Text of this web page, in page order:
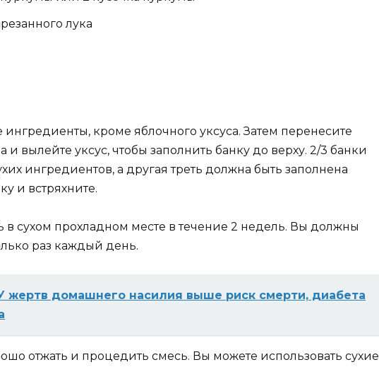
лука
кроме яблочного уксуса. Затем перенесите
и вылейте уксус, чтобы заполнить банку до верху. 2/3 банки
ингредиентов, а другая треть должна быть заполнена
и встряхните.
в сухом прохладном месте в течение 2 недель. Вы должны
раз каждый день.
жертв домашнего насилия выше риск смерти, диабета
отжать и процедить смесь. Вы можете использовать сухие